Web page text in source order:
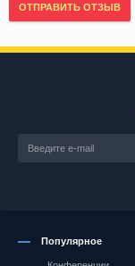
ОТПРАВИТЬ ОТЗЫВ
Популярное